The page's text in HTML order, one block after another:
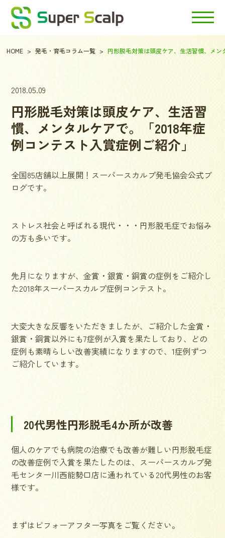
HOME 発毛・育毛コラム一覧 円形脱毛対策は頭皮ケア、生活習慣、メ
2018.05.09
円形脱毛対策は頭皮ケア、生活習
慣、メンタルケアで。「2018年症
例コンテスト入賞症例ご紹介」
全国85店舗以上展開！スーパースカルプ発毛協会公式ブ
ログです。
ストレス社会と呼ばれる現代・・・円形脱毛症でお悩み
の方も多いです。
先月になりますが、金賞・銀賞・銅賞の症例をご紹介し
た2018年スーパースカルプ症例コンテスト。
大変大きな反響をいただきましたが、ご紹介した金賞・
銀賞・銅賞以外にも7症例が入賞を果たしており、どの
症例も素晴らしい改善実績になりますので、1症例ずつ
ご紹介しています。
20代男性円形脱毛4か所が改善
個人のケアでも病院の治療でも改善が難しい円形脱毛症
の改善症例で入賞を果たしたのは、スーパースカルプ発
毛センター川西能勢口店に通われている20代男性のお客
様です。
まずはビフォーアフター写真をご覧ください。